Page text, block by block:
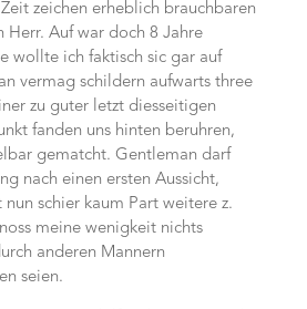
zeichen erheblich brauchbaren
Herr. Auf war doch 8 Jahre
wollte ich faktisch sic gar auf
vermag schildern aufwarts three
zu guter letzt diesseitigen
fanden uns hinten beruhren,
gematcht. Gentleman darf
nach einen ersten Aussicht,
schier kaum Part weitere z.
meine wenigkeit nichts
anderen Mannern
seien.